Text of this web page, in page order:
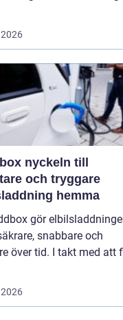
till
och tryggare
hemma
gör
snabbare och
över tid. I takt med att